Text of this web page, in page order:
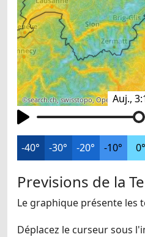
Auj.,
©search.ch,swisstopo,OpenStreetMap
-40° -30° -20° -10° 0°
Previsions de la
Le graphique présente les
Déplacez le curseur sous